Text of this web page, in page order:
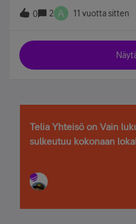
result/3894353221
0 2 A 11 vuotta sitten
Telia Yhteisö on Vain
sulkeutuu kokonaan